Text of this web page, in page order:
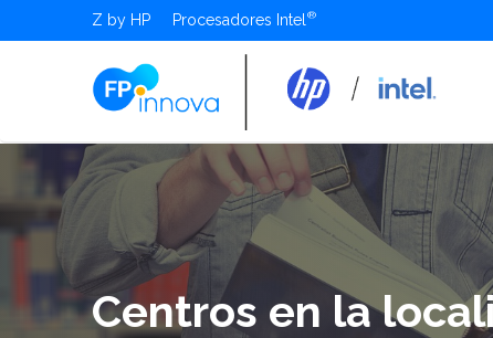
Z by HP Procesadores Intel
Centros en la